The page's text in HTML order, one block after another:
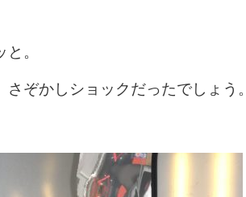
。
ぞかしショックだったでしょう。